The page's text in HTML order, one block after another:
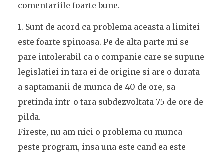
comentariile foarte bune.
1. Sunt de acord ca problema aceasta a limitei
este foarte spinoasa. Pe de alta parte mi se
pare intolerabil ca o companie care se supune
legislatiei in tara ei de origine si are o durata
a saptamanii de munca de 40 de ore, sa
pretinda intr-o tara subdezvoltata 75 de ore de
pilda.
Fireste, nu am nici o problema cu munca
peste program, insa una este cand ea este